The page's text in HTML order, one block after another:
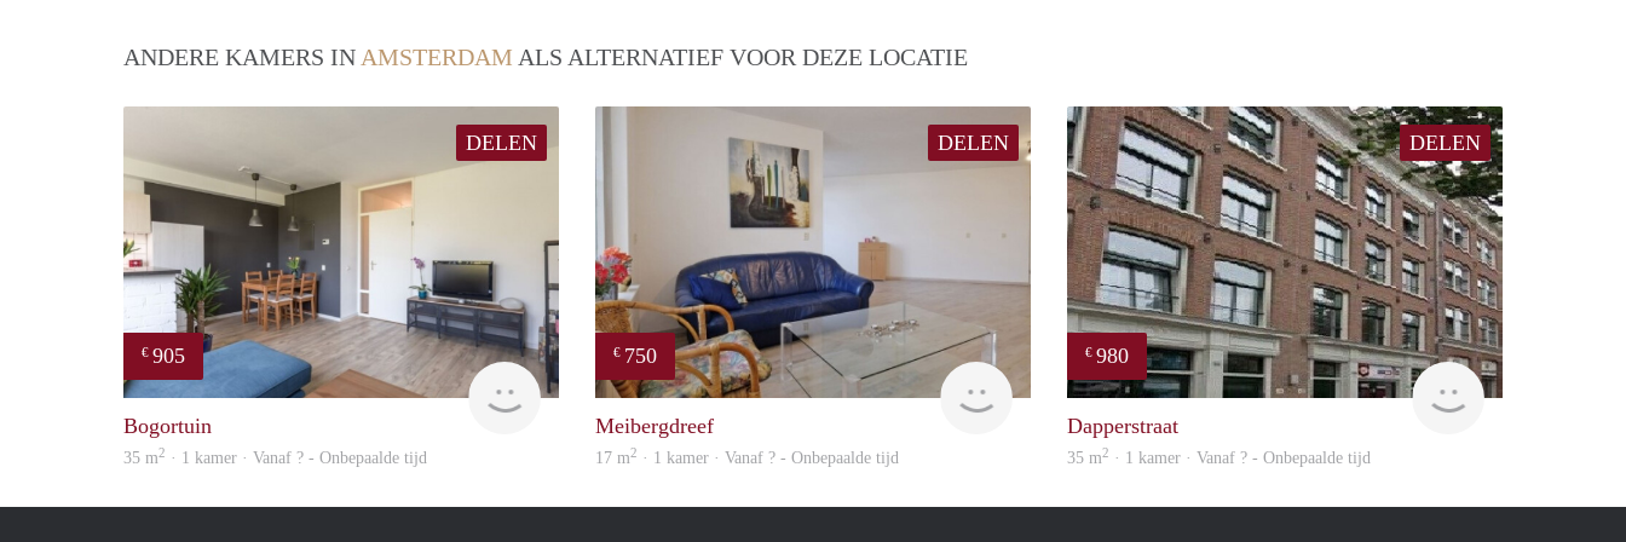
ANDERE KAMERS IN AMSTERDAM ALS ALTERNATIEF VOOR DEZE LOCATIE
DELEN
€ 905
Woning
Bogortuin
35 m2 · 1 kamer · Vanaf ? - Onbepaalde tijd
DELEN
€ 750
Meibergdreef
17 m2 · 1 kamer · Vanaf ? - Onbepaalde tijd
DELEN
€ 980
finder
Dapperstraat
35 m2 · 1 kamer · Vanaf ? - Onbepaalde tijd